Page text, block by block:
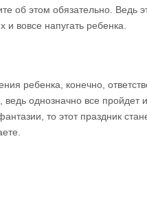
об этом обязательно. Ведь
и вовсе напугать ребенка.
ребенка, конечно,
ведь однозначно все пройдет
то этот праздник